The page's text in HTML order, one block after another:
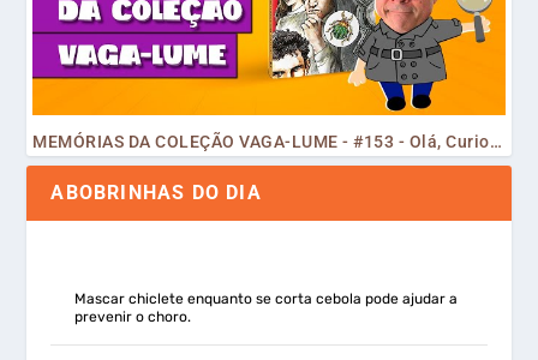
MEMÓRIAS DA COLEÇÃO VAGA-LUME - #153 - Olá, Curiosos! 2023
ABOBRINHAS DO DIA
Mascar chiclete enquanto se corta cebola pode ajudar a
prevenir o choro.